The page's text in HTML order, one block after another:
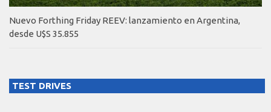
Nuevo Forthing Friday REEV: lanzamiento en Argentina,
desde U$S 35.855
TEST DRIVES